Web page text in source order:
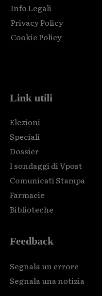
Info Legali
Privacy Policy
Cookie Policy
Link utili
Elezioni
Speciali
Dossier
I sondaggi di Vpost
Comunicati Stampa
Farmacie
Biblioteche
Feedback
Segnala un errore
Segnala una notizia